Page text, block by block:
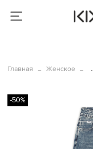
Главная Женское
-50%